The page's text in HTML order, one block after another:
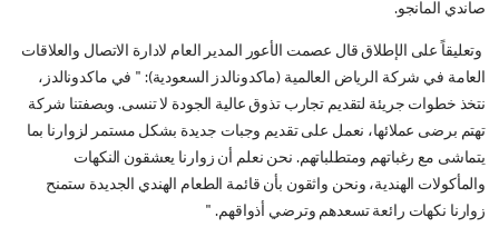
صاندي المانجو.
وتعليقاً على الإطلاق قال عصمت الأعور المدير العام لادارة الاتصال والعلاقات
العامة في شركة الرياض العالمية (ماكدونالدز السعودية): " في ماكدونالدز،
نتخذ خطوات جريئة لتقديم تجارب تذوق عالية الجودة لا تنسى. وبصفتنا شركة
تهتم برضى عملائها، نعمل على تقديم وجبات جديدة بشكل مستمر لزوارنا بما
يتماشى مع رغباتهم ومتطلباتهم. نحن نعلم أن زوارنا يعشقون النكهات
والمأكولات الهندية، ونحن واثقون بأن قائمة الطعام الهندي الجديدة ستمنح
زوارنا نكهات رائعة تسعدهم وترضي أذواقهم. "